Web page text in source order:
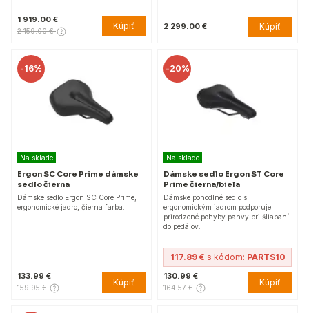
1 919.00 €
2 159.00 € Kúpiť 2 299.00 € Kúpiť
-16%
Na sklade
Ergon SC Core Prime dámske
sedlo čierna
Dámske sedlo Ergon SC Core Prime,
ergonomické jadro, čierna farba.
133.99 €
159.95 € Kúpiť
-20%
Na sklade
Dámske sedlo Ergon ST Core
Prime čierna/biela
Dámske pohodlné sedlo s
ergonomickým jadrom podporuje
prirodzené pohyby panvy pri šliapaní
do pedálov.
117.89 € s kódom: PARTS10
130.99 €
164.57 € Kúpiť